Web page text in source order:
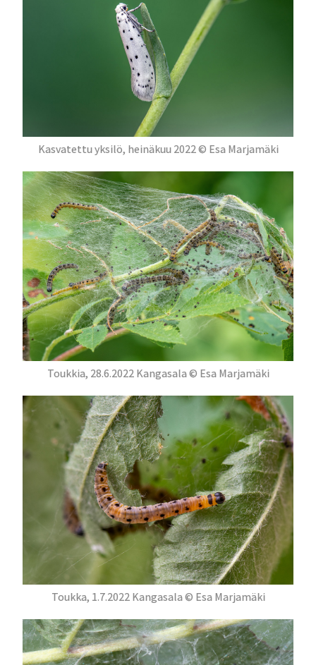
Kasvatettu yksilö, heinäkuu 2022 © Esa Marjamäki
Toukkia, 28.6.2022 Kangasala © Esa Marjamäki
Toukka, 1.7.2022 Kangasala © Esa Marjamäki